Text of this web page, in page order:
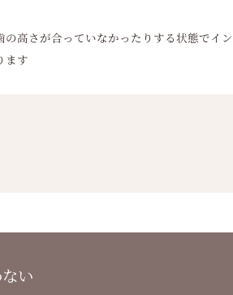
高さが合っていなかったりする状態でイ
ます
い